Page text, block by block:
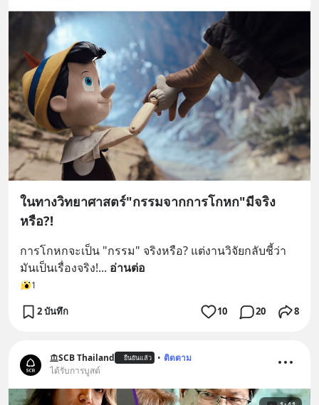
ในทางวิทยาศาสตร์"กรรมจากการโกหก"มีจริง
หรือ?!
การโกหกจะเป็น "กรรม" จริงหรือ? แต่งานวิจัยกลับชี้ว่า
มันเป็นเรื่องจริง!... อ่านต่อ
1
2 บันทึก 10 20 8
SCB Thailand ยืนยันแล้ว • ติดตาม
ได้รับการบูสต์